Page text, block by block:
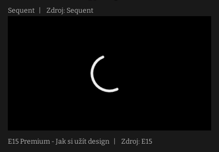
Sequent Zdroj: Sequent
E15 Premium - Jak si užít design Zdroj: E15